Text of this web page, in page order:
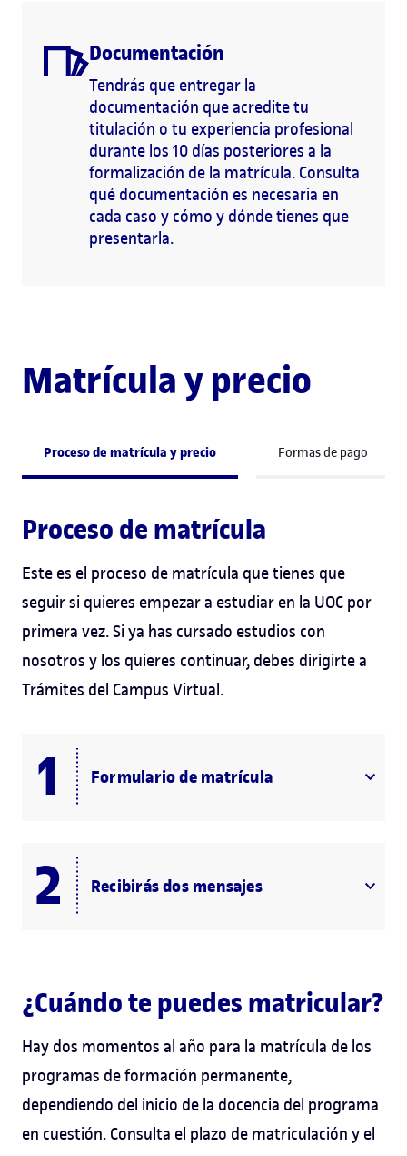
Documentación
Tendrás que entregar la
documentación que acredite tu
titulación o tu experiencia profesional
durante los 10 días posteriores a la
formalización de la matrícula. Consulta
qué documentación es necesaria en
cada caso y cómo y dónde tienes que
presentarla.
Matrícula y precio
Proceso de matrícula y precio Formas de pago
Proceso de matrícula
Este es el proceso de matrícula que tienes que
seguir si quieres empezar a estudiar en la UOC por
primera vez. Si ya has cursado estudios con
nosotros y los quieres continuar, debes dirigirte a
Trámites del Campus Virtual.
Formulario de matrícula
Recibirás dos mensajes
¿Cuándo te puedes matricular?
Hay dos momentos al año para la matrícula de los
programas de formación permanente,
dependiendo del inicio de la docencia del programa
en cuestión. Consulta el plazo de matriculación y el